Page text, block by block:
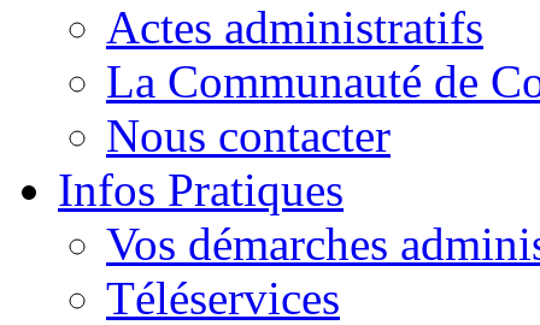
Actes administratifs
La Communauté de
Nous contacter
Infos Pratiques
Vos démarches
Téléservices